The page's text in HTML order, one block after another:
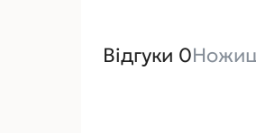
Відгуки 0